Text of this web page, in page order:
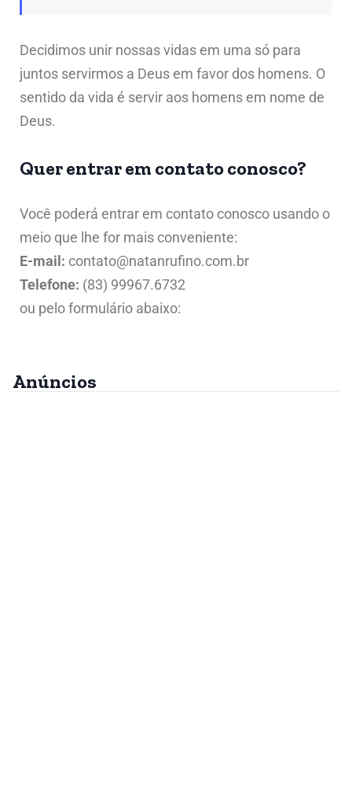
Decidimos unir nossas vidas em uma só para
juntos servirmos a Deus em favor dos homens. O
sentido da vida é servir aos homens em nome de
Deus.
Quer entrar em contato conosco?
Você poderá entrar em contato conosco usando o
meio que lhe for mais conveniente:
E-mail: contato@natanrufino.com.br
Telefone: (83) 99967.6732
ou pelo formulário abaixo:
Anúncios